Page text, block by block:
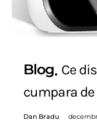
Blog Ce
cumpara
Dan Bradu